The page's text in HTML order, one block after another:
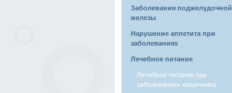
Заболевания поджелудочной
железы
Нарушение аппетита при
заболеваниях
Лечебное питание
Лечебное питание при
заболеваниях кишечника